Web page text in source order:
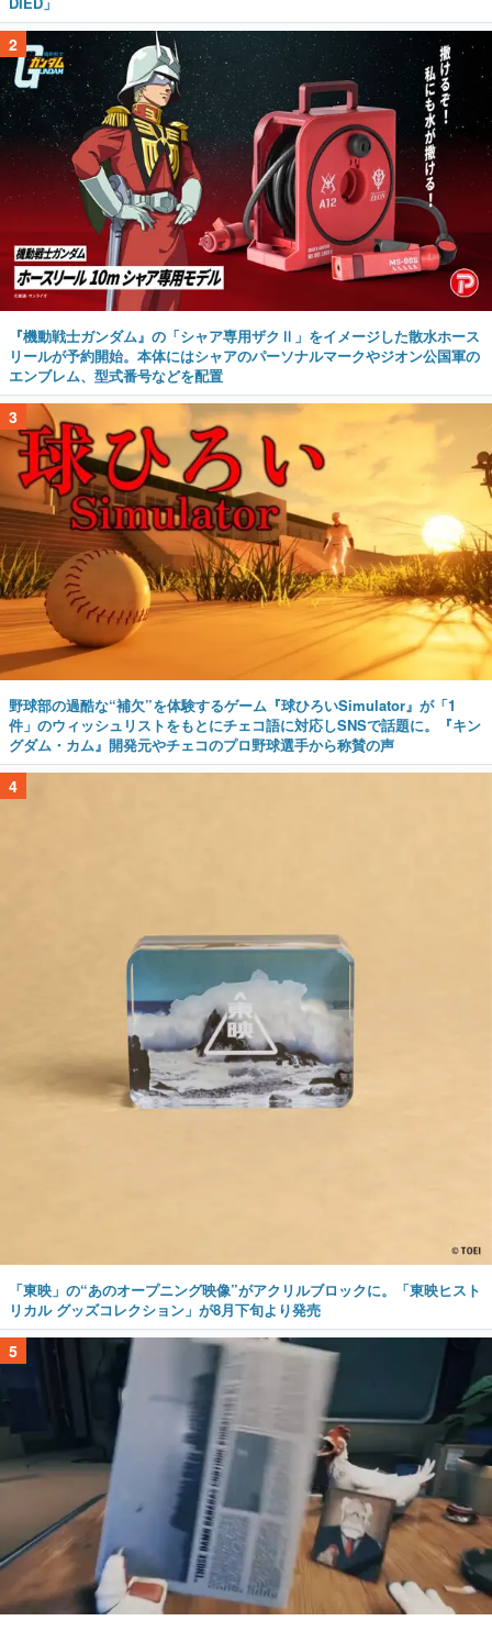
2
『機動戦士ガンダム』の「シャア専用ザクⅡ」をイメージした散水ホース
リールが予約開始。本体にはシャアのパーソナルマークやジオン公国軍の
エンブレム、型式番号などを配置
3
野球部の過酷な“補欠”を体験するゲーム『球ひろいSimulator』が「1
件」のウィッシュリストをもとにチェコ語に対応しSNSで話題に。『キン
グダム・カム』開発元やチェコのプロ野球選手から称賛の声
4
「東映」の“あのオープニング映像”がアクリルブロックに。「東映ヒスト
リカル グッズコレクション」が8月下旬より発売
5